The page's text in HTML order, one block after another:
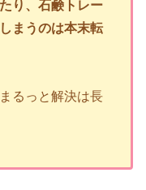
り、石鹸トレー
まうのは本末転
るっと解決は長